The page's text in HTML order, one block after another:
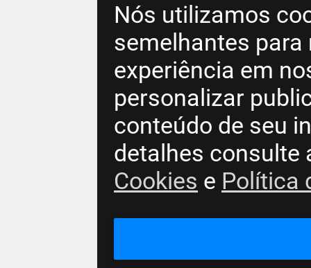
Nós utilizamos
semelhantes para
experiência em
personalizar
conteúdo de seu
detalhes consulte
Cookies e Política